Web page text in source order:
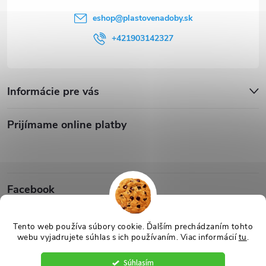
Tento web používa súbory cookie. Ďalším prechádzaním tohto
webu vyjadrujete súhlas s ich používaním. Viac informáciítu.
Súhlasím
eshop@plastovenadoby.sk
+421903142327
Informácie pre vás
Prijímame online platby
Facebook
nastavenie cookies